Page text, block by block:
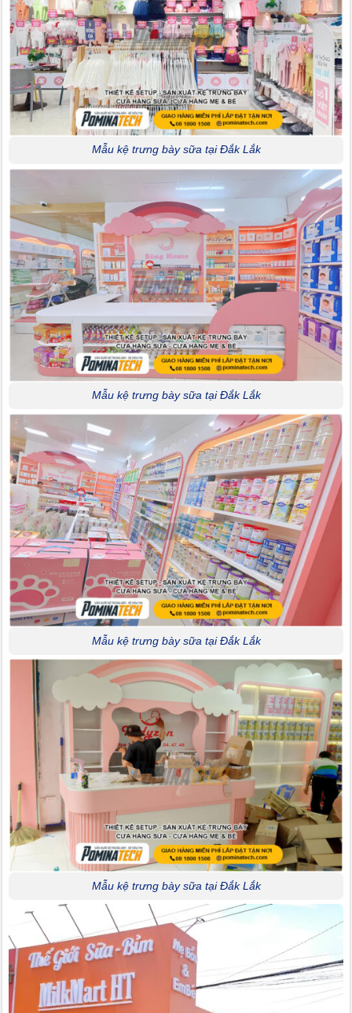
Mẫu kệ trưng bày sữa tại Đắk Lắk
Mẫu kệ trưng bày sữa tại Đắk Lắk
Mẫu kệ trưng bày sữa tại Đắk Lắk
Mẫu kệ trưng bày sữa tại Đắk Lắk